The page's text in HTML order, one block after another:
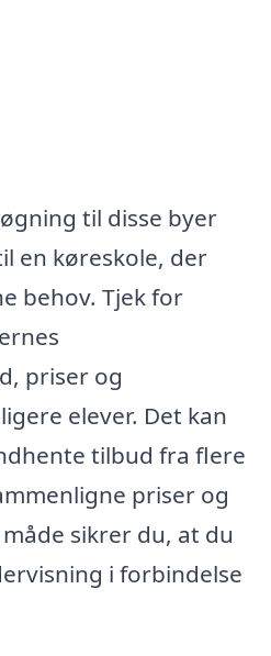
til disse byer
en køreskole, der
behov. Tjek for
priser og
elever. Det kan
tilbud fra flere
priser og
sikrer du, at du
i forbindelse